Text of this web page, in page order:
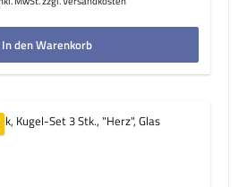
In den Warenkorb